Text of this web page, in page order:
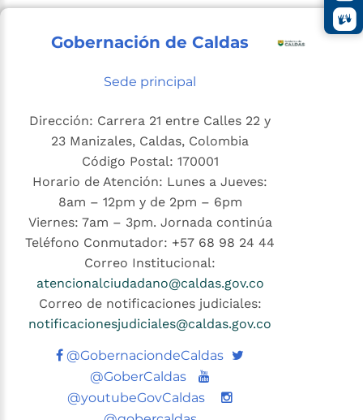
Gobernación de Caldas
Sede principal
Dirección: Carrera 21 entre Calles 22 y
23 Manizales, Caldas, Colombia
Código Postal: 170001
Horario de Atención: Lunes a Jueves:
8am – 12pm y de 2pm – 6pm
Viernes: 7am – 3pm. Jornada continúa
Teléfono Conmutador: +57 68 98 24 44
Correo Institucional:
atencionalciudadano@caldas.gov.co
Correo de notificaciones judiciales:
notificacionesjudiciales@caldas.gov.co
@GobernaciondeCaldas Twitter
@GoberCaldas
Youtube
@youtubeGovCaldas